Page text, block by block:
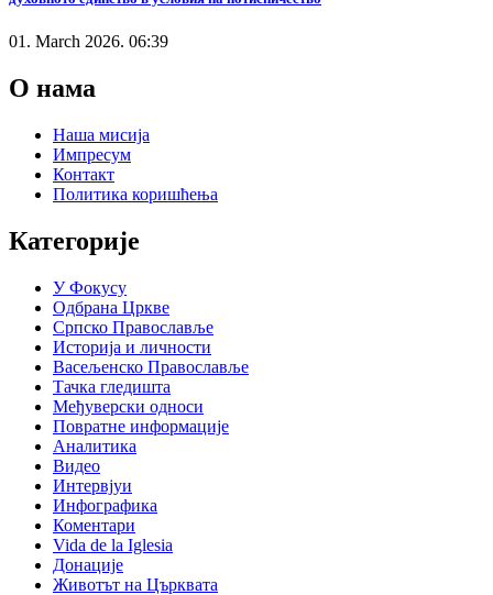
01. March 2026. 06:39
О нама
Наша мисија
Импресум
Контакт
Политика коришћења
Категорије
У Фокусу
Одбрана Цркве
Српско Православље
Историја и личности
Васељенско Православље
Тачка гледишта
Међуверски односи
Повратне информације
Аналитика
Видео
Интервјуи
Инфографика
Коментари
Vida de la Iglesia
Донације
Животът на Църквата